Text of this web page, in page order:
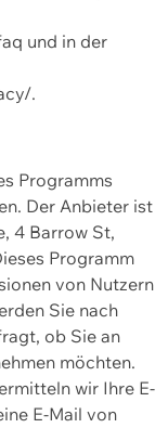
und in der
.
Programms
Der Anbieter ist
4 Barrow St,
Programm
von Nutzern
Sie nach
ob Sie an
möchten.
wir Ihre E-
E-Mail von